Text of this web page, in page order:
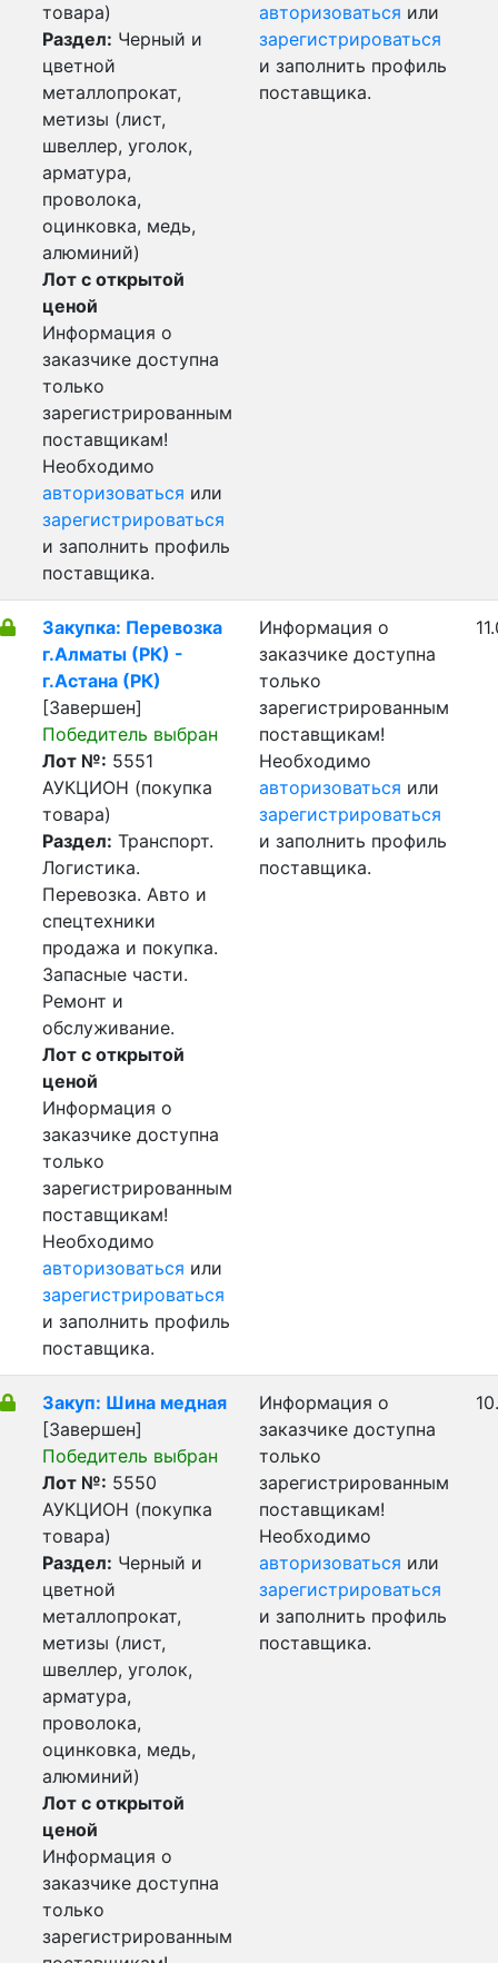
товара)
Раздел: Черный и
цветной
металлопрокат,
метизы (лист,
швеллер, уголок,
арматура,
проволока,
оцинковка, медь,
алюминий)
Лот с открытой
ценой
Информация о
заказчике доступна
только
зарегистрированным
поставщикам!
Необходимо
авторизоваться или
зарегистрироваться
и заполнить профиль
поставщика.
авторизоваться или
зарегистрироваться
и заполнить профиль
поставщика.
Закупка: Перевозка
г.Алматы (РК) -
г.Астана (РК)
[Завершен]
Победитель выбран
Лот №: 5551
АУКЦИОН (покупка
товара)
Раздел: Транспорт.
Логистика.
Перевозка. Авто и
спецтехники
продажа и покупка.
Запасные части.
Ремонт и
обслуживание.
Лот с открытой
ценой
Информация о
заказчике доступна
только
зарегистрированным
поставщикам!
Необходимо
авторизоваться или
зарегистрироваться
и заполнить профиль
поставщика.
Информация о
заказчике доступна
только
зарегистрированным
поставщикам!
Необходимо
авторизоваться или
зарегистрироваться
и заполнить профиль
поставщика.
Закуп: Шина медная
[Завершен]
Победитель выбран
Лот №: 5550
АУКЦИОН (покупка
товара)
Раздел: Черный и
цветной
металлопрокат,
метизы (лист,
швеллер, уголок,
арматура,
проволока,
оцинковка, медь,
алюминий)
Лот с открытой
ценой
Информация о
заказчике доступна
только
зарегистрированным
Информация о
заказчике доступна
только
зарегистрированным
поставщикам!
Необходимо
авторизоваться или
зарегистрироваться
и заполнить профиль
поставщика.